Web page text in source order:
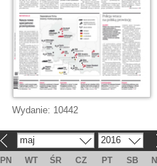
Wydanie: 10442
maj 2016
PN WT ŚR CZ PT SB